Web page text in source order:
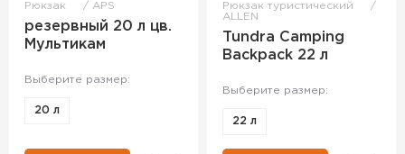
Рюкзак APS
резервный 20 л цв.
Мультикам
Выберите размер:
20 л
Рюкзак туристический
ALLEN
Tundra Camping
Backpack 22 л
Выберите размер:
22 л